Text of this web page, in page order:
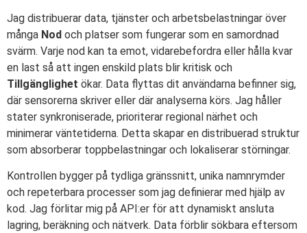
Jag distribuerar data, tjänster och arbetsbelastningar över
många Nod och platser som fungerar som en samordnad
svärm. Varje nod kan ta emot, vidarebefordra eller hålla kvar
en last så att ingen enskild plats blir kritisk och
Tillgänglighet ökar. Data flyttas dit användarna befinner sig,
där sensorerna skriver eller där analyserna körs. Jag håller
stater synkroniserade, prioriterar regional närhet och
minimerar väntetiderna. Detta skapar en distribuerad struktur
som absorberar toppbelastningar och lokaliserar störningar.
Kontrollen bygger på tydliga gränssnitt, unika namnrymder
och repeterbara processer som jag definierar med hjälp av
kod. Jag förlitar mig på API:er för att dynamiskt ansluta
lagring, beräkning och nätverk. Data förblir sökbara eftersom